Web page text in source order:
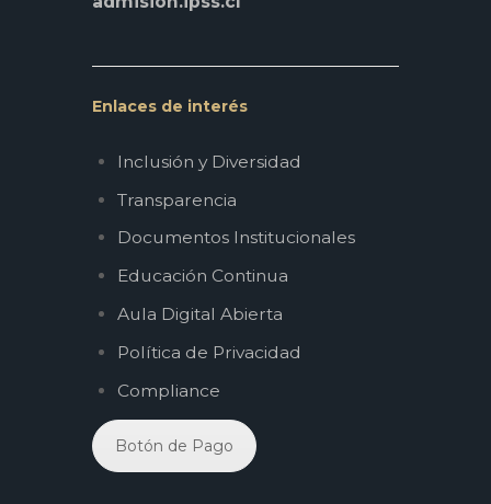
Enlaces de interés
Inclusión y Diversidad
Transparencia
Documentos Institucionales
Educación Continua
Aula Digital Abierta
Política de Privacidad
Compliance
Botón de Pago